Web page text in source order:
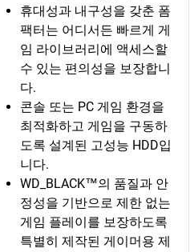
휴대성과 내구성을 갖춘 폼
팩터는 어디서든 빠르게 게
임 라이브러리에 액세스할
수 있는 편의성을 보장합니
다.
콘솔 또는 PC 게임 환경을
최적화하고 게임을 구동하
도록 설계된 고성능 HDD입
니다.
WD_BLACK™의 품질과 안
정성을 기반으로 제한 없는
게임 플레이를 보장하도록
특별히 제작된 게이머용 제